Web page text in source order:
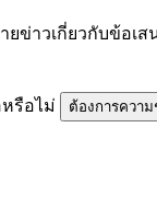
ยข่าวเกี่ยวกับข้อเส
รือไม่
ต้องการควา